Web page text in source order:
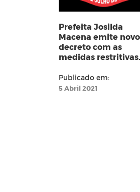
Prefeita Josilda
Macena emite novo
decreto com as
medidas restritivas
Publicado em:
5 Abril 2021